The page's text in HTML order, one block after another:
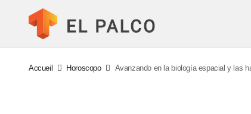
Accueil Horoscopo Avanzando en la biología espacial y las